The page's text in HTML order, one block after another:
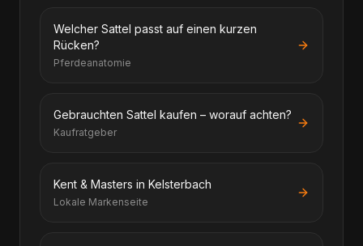
Welcher Sattel passt auf einen kurzen
Rücken?
Pferdeanatomie
Gebrauchten Sattel kaufen – worauf achten?
Kaufratgeber
Kent & Masters in Kelsterbach
Lokale Markenseite